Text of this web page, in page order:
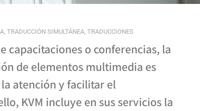
, TRADUCCIÓN SIMULTÁNEA, TRADUCCIONES
capacitaciones o conferencias, la
de elementos multimedia es
atención y facilitar el
KVM incluye en sus servicios la